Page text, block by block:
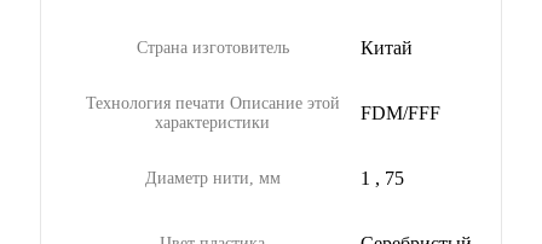
Страна изготовитель Китай
Технология печати Описание этой
характеристики
FDM/FFF
Диаметр нити, мм 1 , 75